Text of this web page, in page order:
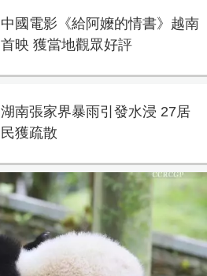
中國電影《給阿嬤的情書》越南
首映 獲當地觀眾好評
湖南張家界暴雨引發水浸 27居
民獲疏散